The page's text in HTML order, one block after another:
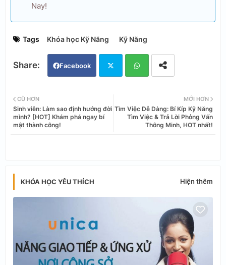
Nay!
Tags Khóa học Kỹ Năng Kỹ Năng
Facebook
tter ats
MỚI HƠN
Tìm Việc Dễ Dàng: Bí Kíp Kỹ Năng
Tìm Việc & Trả Lời Phỏng Vấn
Thông Minh, HOT nhất!
CŨ HƠN
Sinh viên: Làm sao định hướng đời
mình? [HOT] Khám phá ngay bí
mật thành công!
KHÓA HỌC YÊU THÍCH Hiện thêm